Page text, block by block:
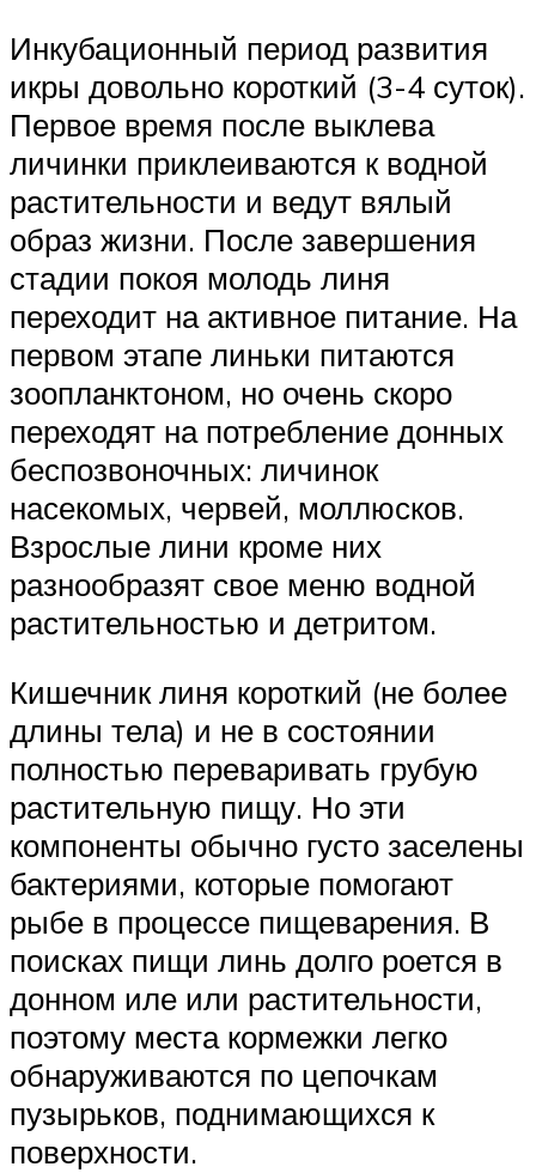
Инкубационный период развития
икры довольно короткий (3-4 суток).
Первое время после выклева
личинки приклеиваются к водной
растительности и ведут вялый
образ жизни. После завершения
стадии покоя молодь линя
переходит на активное питание. На
первом этапе линьки питаются
зоопланктоном, но очень скоро
переходят на потребление донных
беспозвоночных: личинок
насекомых, червей, моллюсков.
Взрослые лини кроме них
разнообразят свое меню водной
растительностью и детритом.
Кишечник линя короткий (не более
длины тела) и не в состоянии
полностью переваривать грубую
растительную пищу. Но эти
компоненты обычно густо заселены
бактериями, которые помогают
рыбе в процессе пищеварения. В
поисках пищи линь долго роется в
донном иле или растительности,
поэтому места кормежки легко
обнаруживаются по цепочкам
пузырьков, поднимающихся к
поверхности.